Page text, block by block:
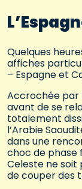
Quelques
affiches
– Espagne et
Accrochée par
avant de se
totalement
l’Arabie
dans une
choc de phase
Celeste ne
de couper des